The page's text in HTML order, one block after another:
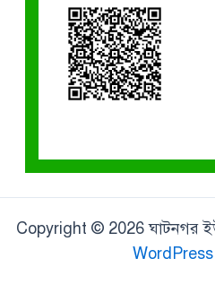
Copyright © 2026 ঘাটনগর